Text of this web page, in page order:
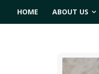
HOME ABOUT US